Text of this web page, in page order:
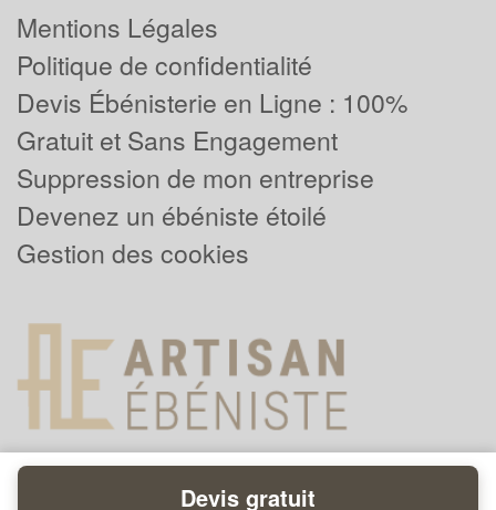
Mentions Légales
Politique de confidentialité
Devis Ébénisterie en Ligne : 100%
Gratuit et Sans Engagement
Suppression de mon entreprise
Devenez un ébéniste étoilé
Gestion des cookies
Devis gratuit